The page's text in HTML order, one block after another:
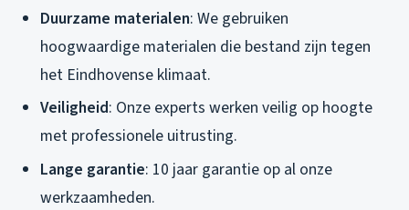
Duurzame materialen: We gebruiken
hoogwaardige materialen die bestand zijn tegen
het Eindhovense klimaat.
Veiligheid: Onze experts werken veilig op hoogte
met professionele uitrusting.
Lange garantie: 10 jaar garantie op al onze
werkzaamheden.